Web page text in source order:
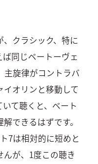
クラシック、特に
同じベートーヴェ
主旋律がコントラバ
オリンと移動して
て聴くと、ベート
できるはずです。
7は相対的に短めと
んが、1度この聴き